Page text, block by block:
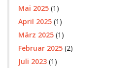
Mai 2025(1)
April 2025(1)
März 2025(1)
Februar 2025(2)
Juli 2023(1)